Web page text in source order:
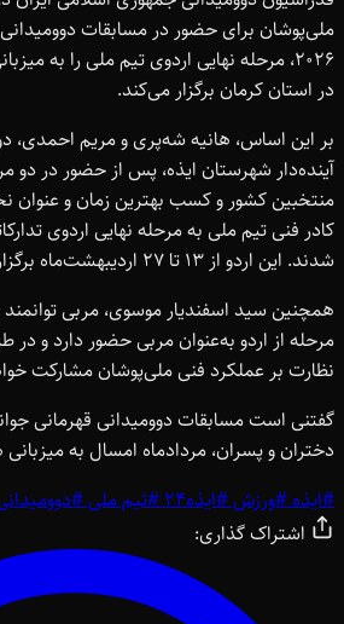
ملی‌پوشان برای حضور در مسابقات دوومیدانی
2026، مرحله نهایی اردوی تیم ملی را به
در استان کرمان برگزار می‌کند.
بر این اساس، هانیه شه‌پری و مریم احمدی،
آینده‌دار شهرستان ایذه، پس از حضور در دو
منتخبین کشور و کسب بهترین زمان و عنوان
کادر فنی تیم ملی به مرحله نهایی اردوی
شدند. این اردو از 13 تا 27 اردیبهشت‌ماه برگزار خواهد شد.
همچنین سید اسفندیار موسوی، مربی توانمند
مرحله از اردو به‌عنوان مربی حضور دارد و در
نظارت بر عملکرد فنی ملی‌پوشان مشارکت
دختران و پسران، مردادماه امسال به
#ایذه#ورزش#ایذه24 #تیم ملی#
اشتراک گذاری: